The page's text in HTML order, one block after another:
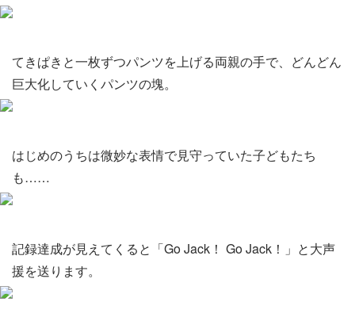
てきぱきと一枚ずつパンツを上げる両親の手で、どんどん
巨大化していくパンツの塊。
はじめのうちは微妙な表情で見守っていた子どもたち
も……
記録達成が見えてくると「Go Jack！ Go Jack！」と大声
援を送ります。